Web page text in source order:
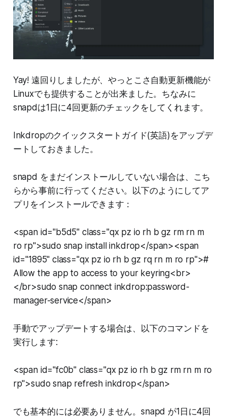
Yay! 遠回りしましたが、やっとこさ自動更新機能が
Linuxでも提供することが出来ました。ちなみに
snapdは1日に4回更新のチェックをしてくれます。
Inkdropのクイックスタートガイド(英語)をアップデ
ートしておきました。
snapd をまだインストールしていない場合は、こち
らから事前に行ってください。以下のようにしてア
プリをインストールできます：
<span id="b5d5" class="qx pz io rh b gz rm rn m
ro rp">sudo snap install inkdrop</span><span
id="1895" class="qx pz io rh b gz rq rn m ro rp">#
Allow the app to access to your keyring<br>
</br>sudo snap connect inkdrop:password-
manager-service</span>
手動でアップデートする場合は、以下のコマンドを
実行します:
<span id="fc0b" class="qx pz io rh b gz rm rn m ro
rp">sudo snap refresh inkdrop</span>
でも基本的には必要ありません。snapd が1日に4回